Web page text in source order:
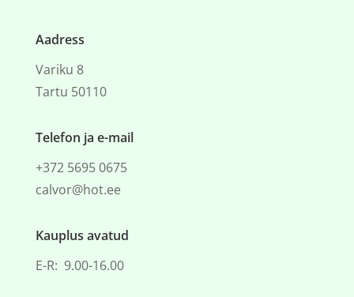
Aadress
Variku 8
Tartu 50110
Telefon ja e-mail
+372 5695 0675
calvor@hot.ee
Kauplus avatud
E-R: 9.00-16.00